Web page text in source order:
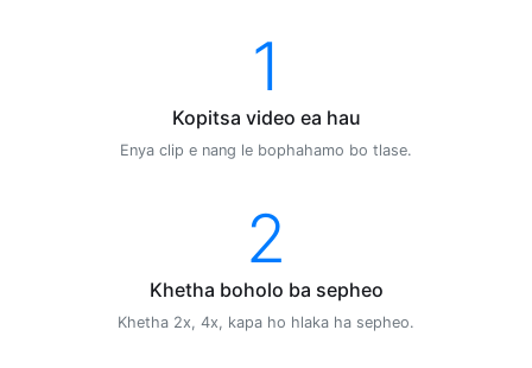
1
Kopitsa video ea hau
Enya clip e nang le bophahamo bo tlase.
2
Khetha boholo ba sepheo
Khetha 2x, 4x, kapa ho hlaka ha sepheo.